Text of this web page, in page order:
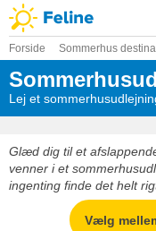
Forside Sommerhus
Lej et
Glæd dig til et
venner i et
ingenting finde det helt
Vælg